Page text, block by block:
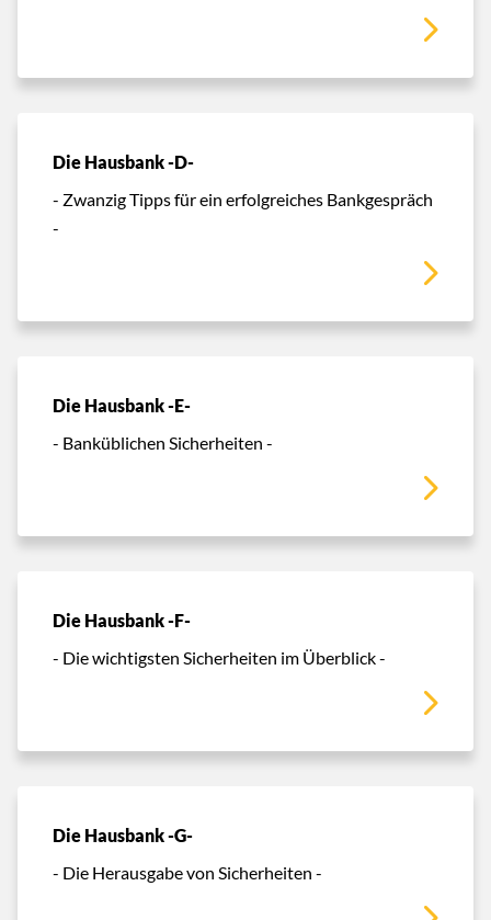
Die Hausbank -D-
- Zwanzig Tipps für ein erfolgreiches Bankgespräch
-
Die Hausbank -E-
- Banküblichen Sicherheiten -
Die Hausbank -F-
- Die wichtigsten Sicherheiten im Überblick -
Die Hausbank -G-
- Die Herausgabe von Sicherheiten -